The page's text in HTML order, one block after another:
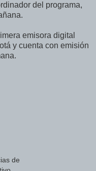
del programa,
emisora digital
y cuenta con emisión
de